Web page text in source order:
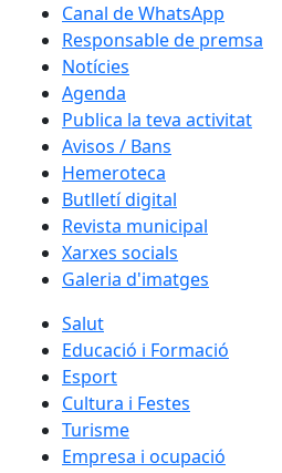
Canal de WhatsApp
Responsable de premsa
Notícies
Agenda
Publica la teva activitat
Avisos / Bans
Hemeroteca
Butlletí digital
Revista municipal
Xarxes socials
Galeria d'imatges
Salut
Educació i Formació
Esport
Cultura i Festes
Turisme
Empresa i ocupació